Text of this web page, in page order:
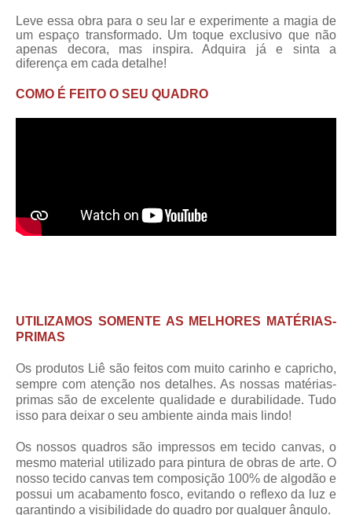
Leve essa obra para o seu lar e experimente a magia de
um espaço transformado. Um toque exclusivo que não
apenas decora, mas inspira. Adquira já e sinta a
diferença em cada detalhe!
COMO É FEITO O SEU QUADRO
UTILIZAMOS SOMENTE AS MELHORES MATÉRIAS-
PRIMAS
Os produtos Liê são feitos com muito carinho e capricho,
sempre com atenção nos detalhes. As nossas matérias-
primas são de excelente qualidade e durabilidade. Tudo
isso para deixar o seu ambiente ainda mais lindo!
Os nossos quadros são impressos em tecido canvas, o
mesmo material utilizado para pintura de obras de arte. O
nosso tecido canvas tem composição 100% de algodão e
possui um acabamento fosco, evitando o reflexo da luz e
garantindo a visibilidade do quadro por qualquer ângulo.